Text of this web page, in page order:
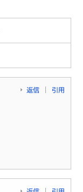
返信 引用